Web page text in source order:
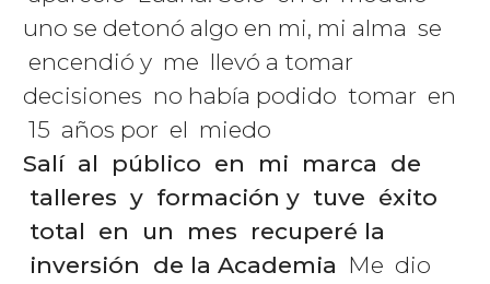
uno se detonó algo en mi, mi alma se
encendió y me llevó a tomar
decisiones no había podido tomar en
15 años por el miedo
Salí al público en mi marca de
talleres y formación y tuve éxito
total en un mes recuperé la
inversión de la Academia Me dio